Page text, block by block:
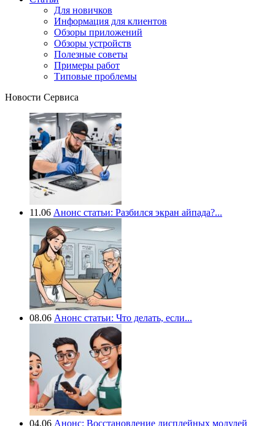
Для новичков
Информация для клиентов
Обзоры приложений
Обзоры устройств
Полезные советы
Примеры работ
Типовые проблемы
Новости Сервиса
11.06 Анонс статьи: Разбился экран айпада?...
08.06 Анонс статьи: Что делать, если...
04.06 Анонс: Восстановление дисплейных модулей